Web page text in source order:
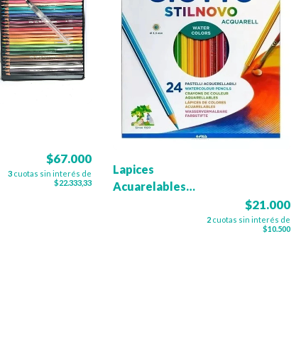
$67.000
3 cuotas sin interés de
$22.333,33
Lapices
Acuarelables
$21.000
2 cuotas sin interés de
$10.500